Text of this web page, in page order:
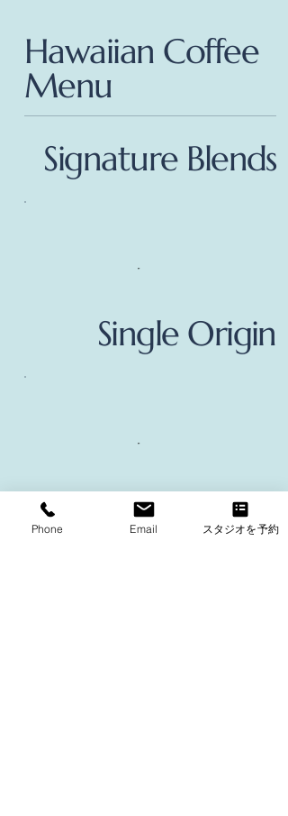
Hawaiian Coffee
Menu
Signature Blends
Single Origin
Coffee
Accessories
Phone Email スタジオを予約